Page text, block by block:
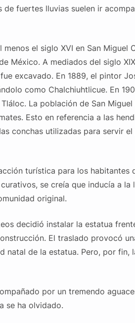
fuertes lluvias suelen ir
el siglo XVI en San Miguel
México. A mediados del siglo
excavado. En 1889, el pintor
como Chalchiuhtlicue. En
La población de San Miguel
Esto en referencia a las
conchas utilizadas para servir
turística para los habitantes
se creía que inducía a la
original.
decidió instalar la estatua
El traslado provocó
natal de la estatua. Pero, por fin,
por un tremendo
se ha olvidado.